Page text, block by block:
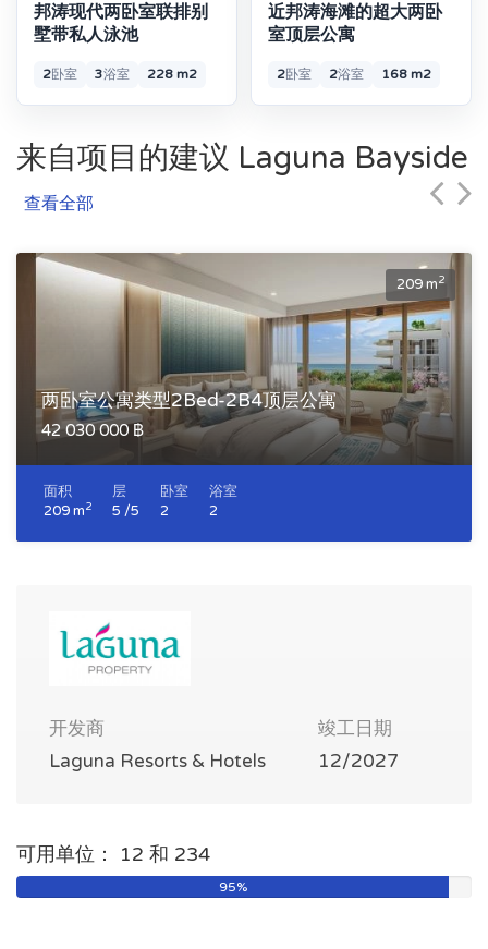
邦涛现代两卧室联排别
墅带私人泳池
2卧室 3浴室 228 m2
近邦涛海滩的超大两卧
室顶层公寓
2卧室 2浴室 168 m2
来自项目的建议 Laguna Bayside
查看全部
209 m2
两卧室公寓类型2Bed-2B4顶层公寓
42 030 000 ฿
面积
209 m2
层
5 /5
卧室
2
浴室
2
开发商
Laguna Resorts & Hotels
竣工日期
12/2027
可用单位： 12 和 234
95%